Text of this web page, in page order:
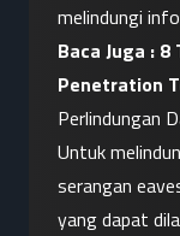
melindungi
Baca Juga : 8
Penetration
Perlindungan
Untuk
serangan
yang dapat